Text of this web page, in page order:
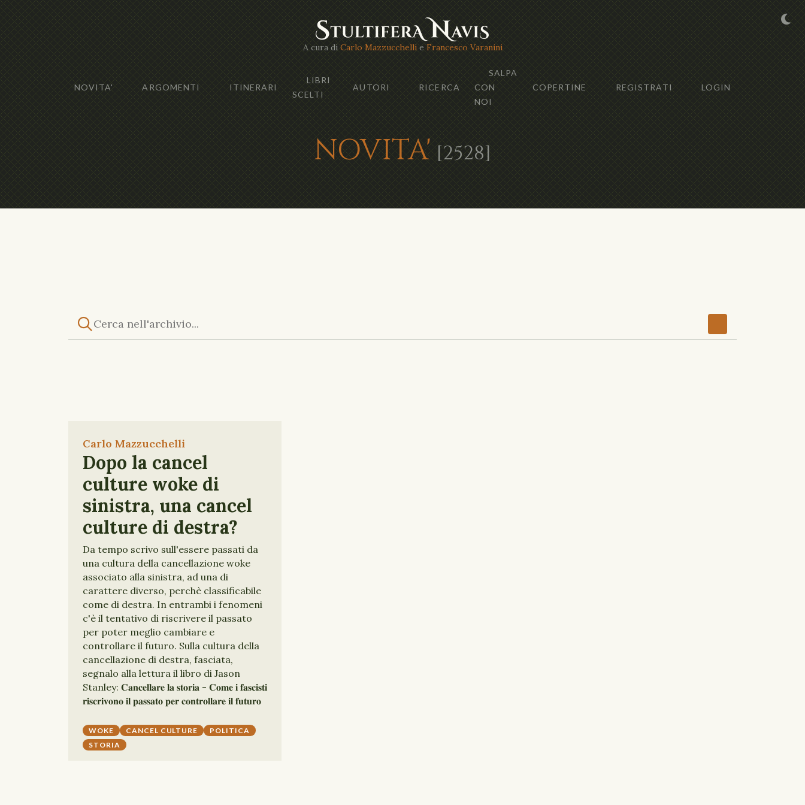
A cura di Carlo Mazzucchellie Francesco Varanini
NOVITA' ARGOMENTI ITINERARI
LIBRI
SCELTI
AUTORI RICERCA
SALPA
CON
NOI
COPERTINE REGISTRATI LOGIN
NOVITA' [2528]
Carlo Mazzucchelli
Dopo la cancel
culture woke di
sinistra, una cancel
culture di destra?
Da tempo scrivo sull'essere passati da
una cultura della cancellazione woke
associato alla sinistra, ad una di
carattere diverso, perchè classificabile
come di destra. In entrambi i fenomeni
c'è il tentativo di riscrivere il passato
per poter meglio cambiare e
controllare il futuro. Sulla cultura della
cancellazione di destra, fasciata,
segnalo alla lettura il libro di Jason
Stanley: 𝐂𝐚𝐧𝐜𝐞𝐥𝐥𝐚𝐫𝐞 𝐥𝐚 𝐬𝐭𝐨𝐫𝐢𝐚 - 𝐂𝐨𝐦𝐞 𝐢 𝐟𝐚𝐬𝐜𝐢𝐬𝐭𝐢
𝐫𝐢𝐬𝐜𝐫𝐢𝐯𝐨𝐧𝐨 𝐢𝐥 𝐩𝐚𝐬𝐬𝐚𝐭𝐨 𝐩𝐞𝐫 𝐜𝐨𝐧𝐭𝐫𝐨𝐥𝐥𝐚𝐫𝐞 𝐢𝐥 𝐟𝐮𝐭𝐮𝐫𝐨
WOKE CANCEL CULTURE
POLITICA
STORIA